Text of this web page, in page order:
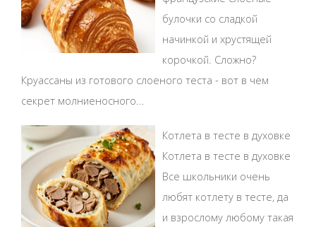
булочки со сладкой
начинкой и хрустящей
корочкой. Сложно?
Круассаны из готового слоеного теста - вот в чем
секрет молниеносного...
Котлета в тесте в духовке
Котлета в тесте в духовке
Все школьники очень
любят котлету в тесте, да
и взрослому любому такая